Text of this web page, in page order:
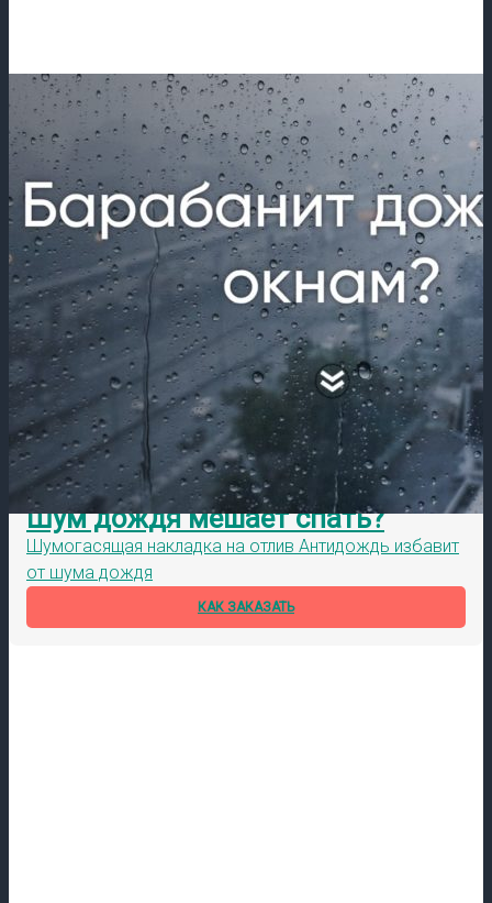
Шум дождя мешает спать?
Шумогасящая накладка на отлив Антидождь избавит
от шума дождя
КАК ЗАКАЗАТЬ